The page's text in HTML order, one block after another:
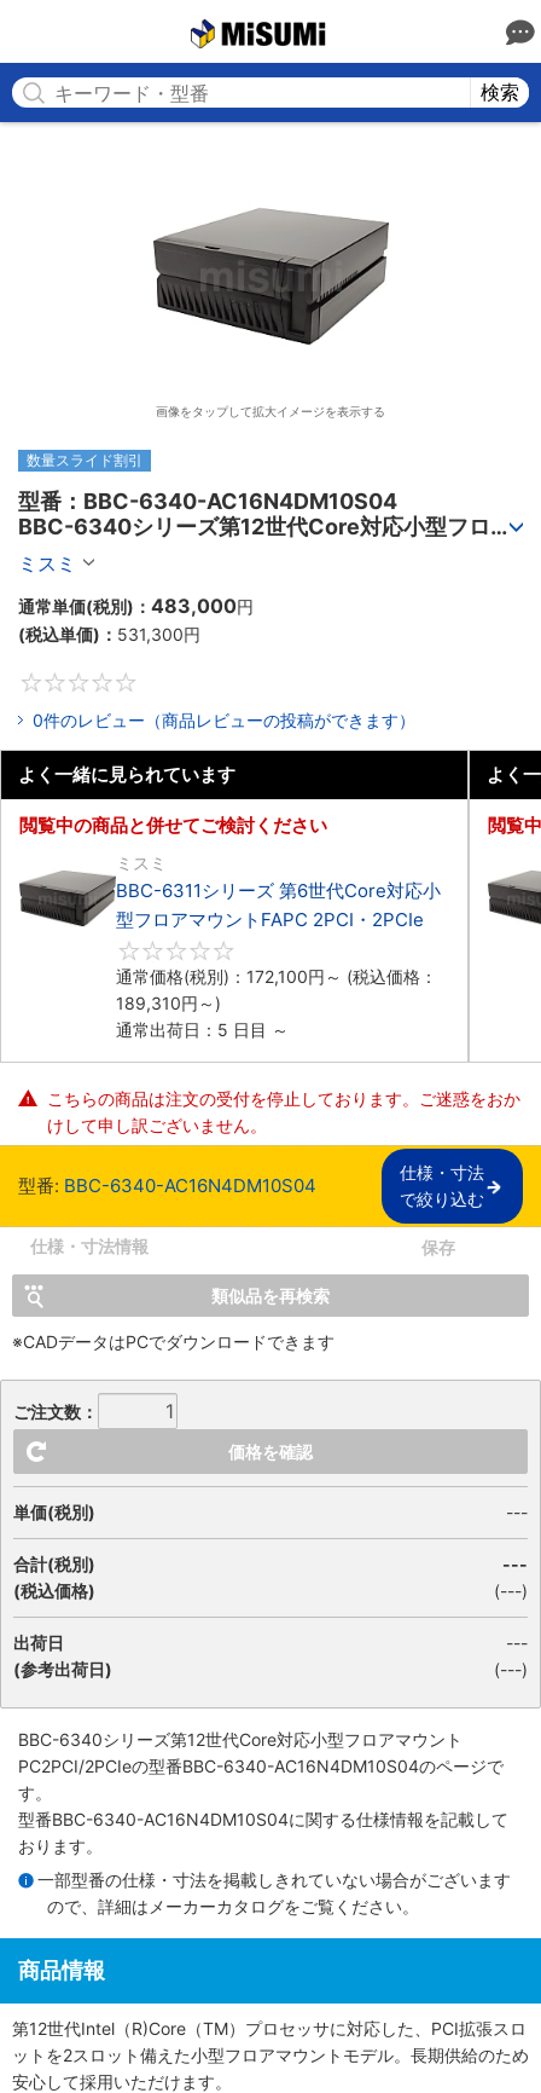
検索
画像をタップして拡大イメージを表示する
数量スライド割引
型番：BBC-6340-AC16N4DM10S04
BBC-6340シリーズ第12世代Core対応小型フロア
マウントPC2PCI/2PCIe
ミスミ
通常単価(税別)： 483,000円
(税込単価)： 531,300円
0件のレビュー（商品レビューの投稿ができます）
よく一緒に見られています
閲覧中の商品と併せてご検討ください
ミスミ
BBC-6311シリーズ 第6世代Core対応小
型フロアマウントFAPC 2PCI・2PCIe
通常価格(税別)： 172,100円 ～ (税込価格：
189,310円 ～)
通常出荷日：5 日目 ～
よく
閲覧
こちらの商品は注文の受付を停止しております。ご迷惑をおか
けして申し訳ございません。
型番: BBC-6340-AC16N4DM10S04
仕様・寸法
で絞り込む
仕様・寸法情報 保存
類似品を再検索
※CADデータはPCでダウンロードできます
ご注文数：
価格を確認
単価(税別) ---
合計(税別)
(税込価格)
---
(---)
出荷日
(参考出荷日)
---
(---)
BBC-6340シリーズ第12世代Core対応小型フロアマウント
PC2PCI/2PCIeの型番BBC-6340-AC16N4DM10S04のページで
す。
型番BBC-6340-AC16N4DM10S04に関する仕様情報を記載して
おります。
一部型番の仕様・寸法を掲載しきれていない場合がございます
ので、詳細は メーカーカタログをご覧ください。
商品情報
第12世代Intel（R)Core（TM）プロセッサに対応した、PCI拡張スロ
ットを2スロット備えた小型フロアマウントモデル。長期供給のため
安心して採用いただけます。